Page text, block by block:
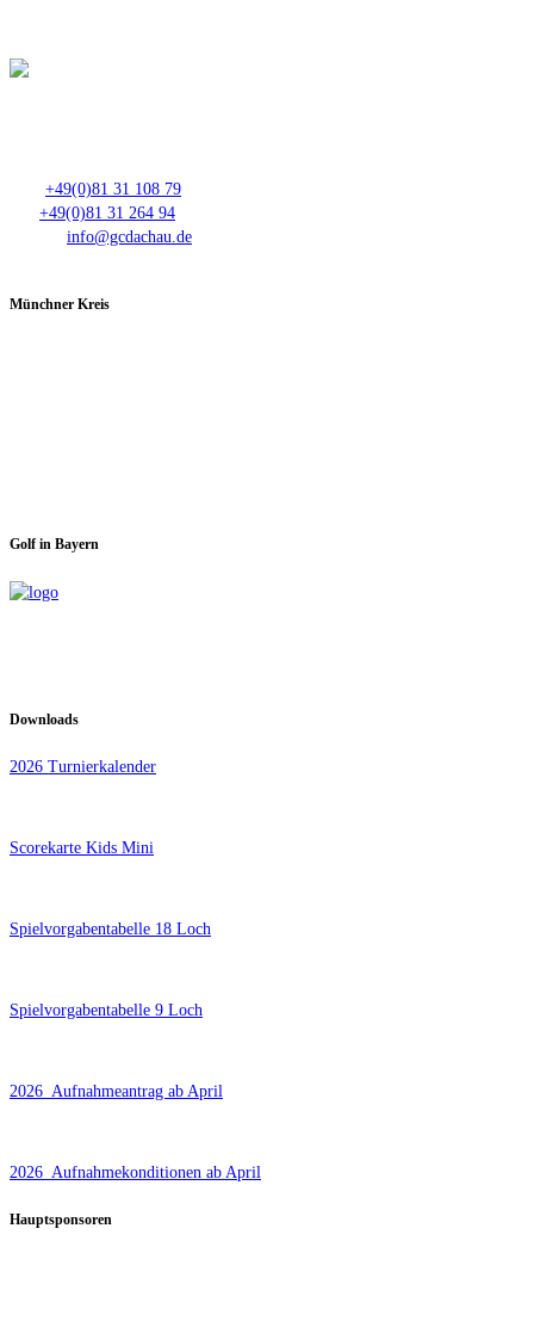
+49(0)81 31 108 79
+49(0)81 31 264 94
info@gcdachau.de
Münchner Kreis
Golf in Bayern
Downloads
2026 Turnierkalender
Scorekarte Kids Mini
Spielvorgabentabelle 18 Loch
Spielvorgabentabelle 9 Loch
2026_Aufnahmeantrag ab April
2026_Aufnahmekonditionen ab April
Hauptsponsoren